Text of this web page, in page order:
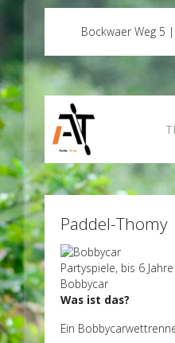
Bockwaer Weg 5
Paddel-Thomy
Partyspiele, bis 6 Jahre
Bobbycar
Was ist das?
Ein